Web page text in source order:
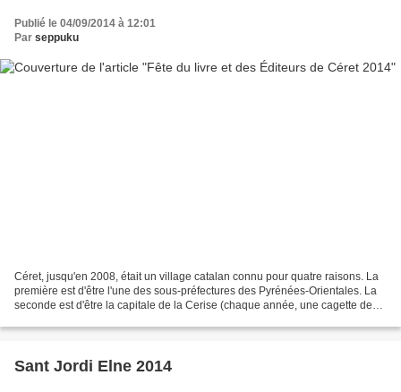
Publié le 04/09/2014 à 12:01
Par seppuku
Céret, jusqu'en 2008, était un village catalan connu pour quatre raisons. La
première est d'être l'une des sous-préfectures des Pyrénées-Orientales. La
seconde est d'être la capitale de la Cerise (chaque année, une cagette des
Sant Jordi Elne 2014